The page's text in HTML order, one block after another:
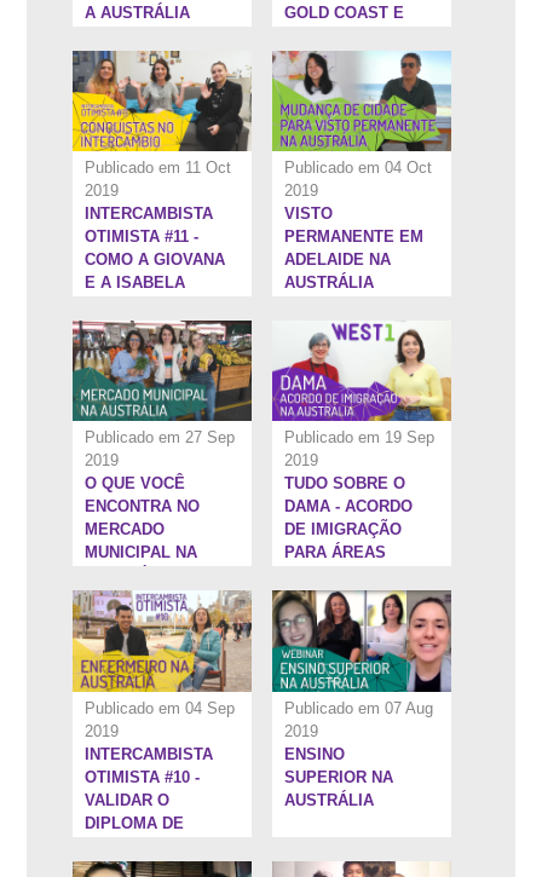
A AUSTRÁLIA
GOLD COAST E
Publicado em 11 Oct
2019
INTERCAMBISTA
OTIMISTA #11 -
COMO A GIOVANA
E A ISABELA
OS OBJETIVOS
NO INTERCÂMBIO
Publicado em 04 Oct
2019
VISTO
PERMANENTE EM
ADELAIDE NA
AUSTRÁLIA
Publicado em 27 Sep
2019
20:41''
O QUE VOCÊ
ENCONTRA NO
MERCADO
MUNICIPAL NA
Publicado em 19 Sep
2019
21:34''
TUDO SOBRE O
DAMA - ACORDO
DE IMIGRAÇÃO
PARA ÁREAS
AUSTRÁLIA
Publicado em 04 Sep
2019
18:41''
INTERCAMBISTA
OTIMISTA #10 -
VALIDAR O
DIPLOMA DE
AUSTRÁLIA
Publicado em 07 Aug
2019
1:37:51''
ENSINO
SUPERIOR NA
AUSTRÁLIA
1:21:45'' 1:35:12''